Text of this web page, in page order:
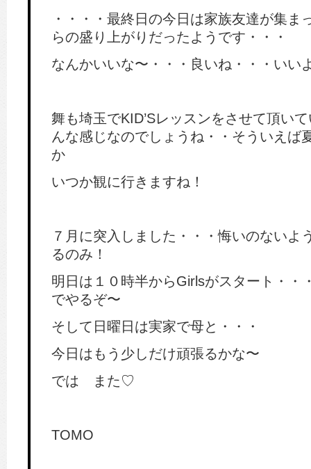
・・・・最終日の今日は家族友達が集ま
らの盛り上がりだったようです・・・
なんかいいな〜・・・良いね・・・いい
舞も埼玉でKID’Sレッスンをさせて頂い
んな感じなのでしょうね・・そういえば
か
いつか観に行きますね！
７月に突入しました・・・悔いのないよ
るのみ！
明日は１０時半からGirlsがスタート・・
でやるぞ〜
そして日曜日は実家で母と・・・
今日はもう少しだけ頑張るかな〜
では また♡
TOMO